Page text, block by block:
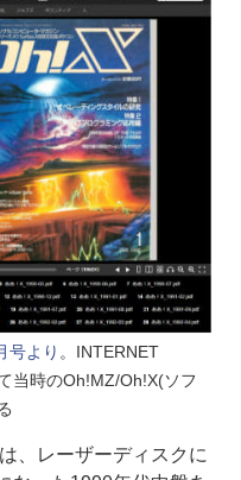
号より 。INTERNET
当時のOh!MZ/Oh!X(ソフ
、レーザーディスクに